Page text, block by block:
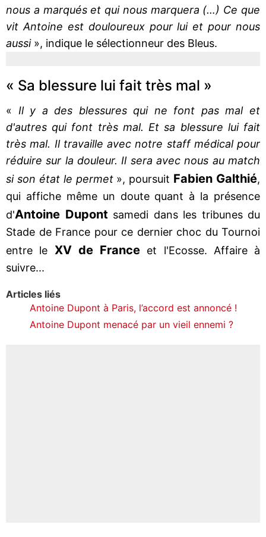
nous a marqués et qui nous marquera (…) Ce que
vit Antoine est douloureux pour lui et pour nous
aussi », indique le sélectionneur des Bleus.
« Sa blessure lui fait très mal »
« Il y a des blessures qui ne font pas mal et
d'autres qui font très mal. Et sa blessure lui fait
très mal. Il travaille avec notre staff médical pour
réduire sur la douleur. Il sera avec nous au match
si son état le permet », poursuit Fabien Galthié,
qui affiche même un doute quant à la présence
d'Antoine Dupont samedi dans les tribunes du
Stade de France pour ce dernier choc du Tournoi
entre le XV de France et l'Ecosse. Affaire à
suivre...
Articles liés
Antoine Dupont à Paris, l’accord est annoncé !
Antoine Dupont menacé par un vieil ennemi ?